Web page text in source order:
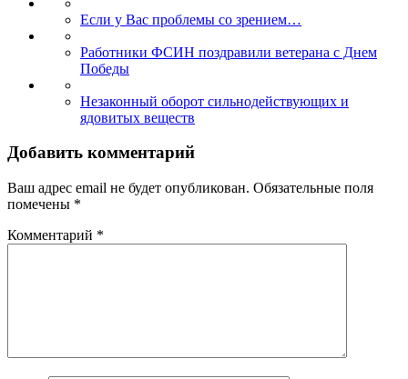
Если у Вас проблемы со зрением…
Работники ФСИН поздравили ветерана с Днем
Победы
Незаконный оборот сильнодействующих и
ядовитых веществ
Добавить комментарий
Ваш адрес email не будет опубликован. Обязательные поля
помечены *
Комментарий *